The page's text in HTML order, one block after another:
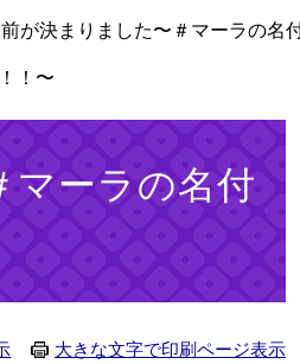
が決まりました〜＃マーラの名
！〜
マーラの名付
大きな文字で印刷ページ表示